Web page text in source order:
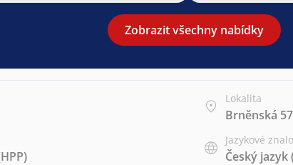
Zobrazit všechny nabídky
Lokalita
Brněnská
Jazykové
Český jazyk